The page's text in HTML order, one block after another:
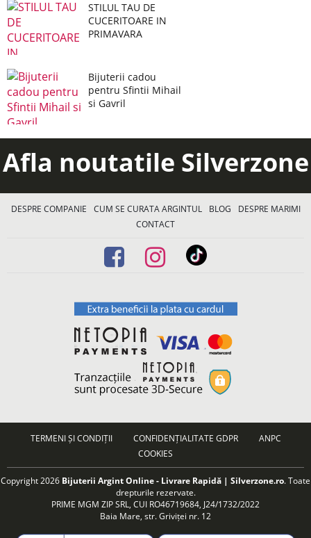
STILUL TAU DE
CUCERITOARE IN
PRIMAVARA
Bijuterii cadou
pentru Sfintii Mihail
si Gavril
Afla noutatile Silverzone
DESPRE COMPANIE CUM SE CURATA ARGINTUL BLOG
DESPRE MARIMI
CONTACT
TERMENI ȘI CONDIȚII CONFIDENȚIALITATE GDPR
ANPC
COOKIES
Copyright 2026 Bijuterii Argint Online - Livrare Rapidă | Silverzone.ro. Toate
drepturile rezervate.
PRIME MGM ZIP SRL, CUI RO46719684, J24/1732/2022
Baia Mare, str. Griviței nr. 12